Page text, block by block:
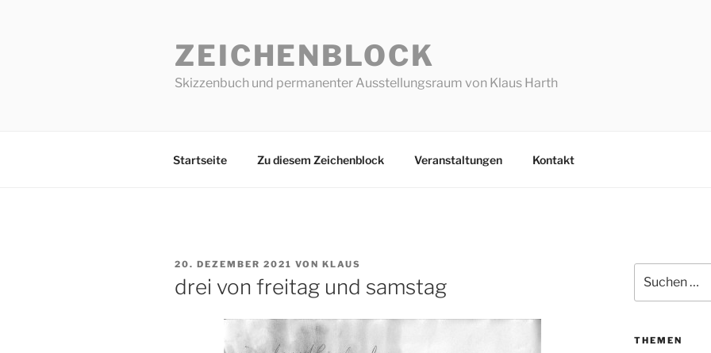
ZEICHENBLOCK
Skizzenbuch und permanenter Ausstellungsraum von Klaus Harth
Startseite Zu diesem Zeichenblock Veranstaltungen Kontakt
VERÖFFENTLICHT
AM
20. DEZEMBER 2021 VON KLAUS
drei von freitag und samstag
nach:
THEMEN